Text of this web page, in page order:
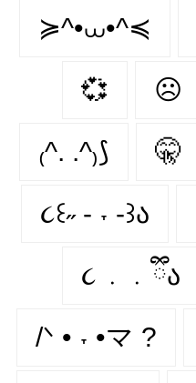
≽^•⩊•^≼
💞 ☹
₍^. .^₎⟆ 🤫
૮꒰˶ - ˕ -꒱ა
૮ ․ ․ ྀིა
/ᐠ • ˕ •マ ?